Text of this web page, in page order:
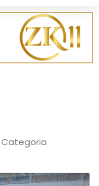
Categoria